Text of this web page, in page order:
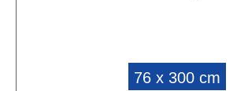
76 x 300 cm